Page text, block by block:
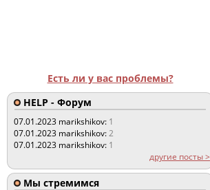
Есть ли у вас проблемы?
HELP - Форум
07.01.2023 marikshikov: 1
07.01.2023 marikshikov:2
07.01.2023 marikshikov: 1
другие посты >
Мы стремимся